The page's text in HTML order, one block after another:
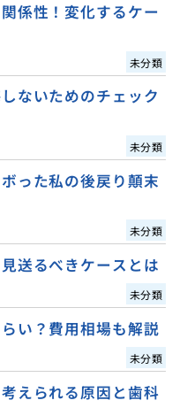
係性！変化するケー
未分類
ないためのチェック
未分類
った私の後戻り顛末
未分類
送るべきケースとは
未分類
い？費用相場も解説
未分類
えられる原因と歯科